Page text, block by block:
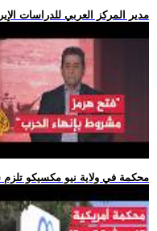
.. مدير المركز العربي للدراسات
.. محكمة في ولاية نيو مكسيكو تلزم شركة ميتا